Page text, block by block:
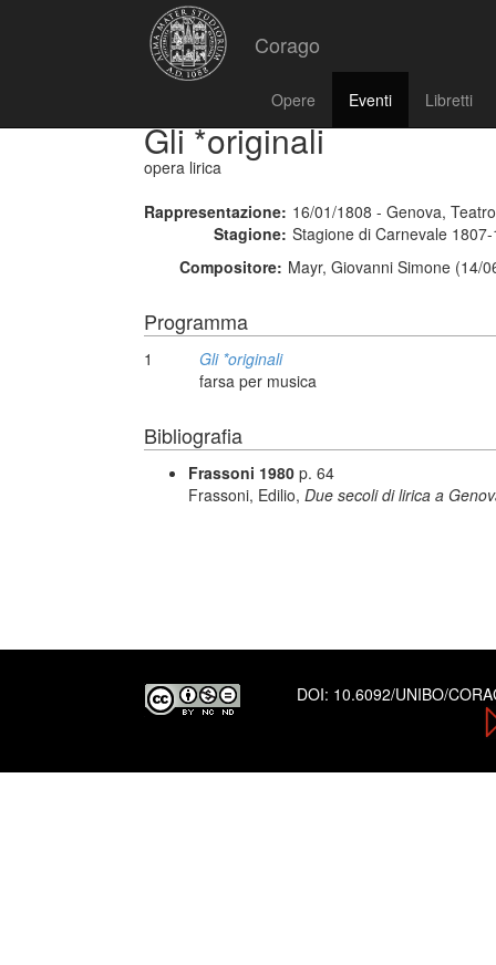
Corago
Opere Eventi Libretti
Gli *originali
opera lirica
Rappresentazione: 16/01/1808 - Genova,
Stagione: Stagione di Carnevale
Compositore: Mayr, Giovanni Simone (14/
Programma
1
Gli *originali
farsa per musica
Bibliografia
Frassoni 1980 p. 64
Frassoni, Edilio, Due secoli di lirica a
DOI: 10.6092/UNIBO/